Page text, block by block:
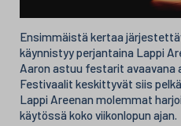
Ensimmäistä kertaa
käynnistyy perjantaina Lappi
Aaron astuu festarit avaavana
Festivaalit keskittyvät siis
Lappi Areenan molemmat
käytössä koko viikonlopun ajan.